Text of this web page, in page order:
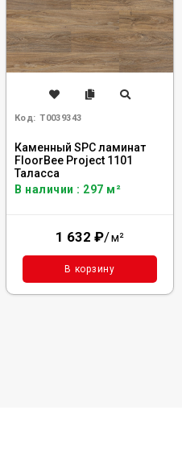
Код: Т0039343
Каменный SPC ламинат
FloorBee Project 1101
Таласса
В наличии : 297 м²
1 632 ₽/м²
В корзину